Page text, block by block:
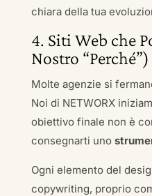
chiara della tua
4. Siti Web che
Nostro “Perché”)
Molte agenzie si
Noi di NETWORX
obiettivo finale non è
consegnarti uno
Ogni elemento del
copywriting, proprio